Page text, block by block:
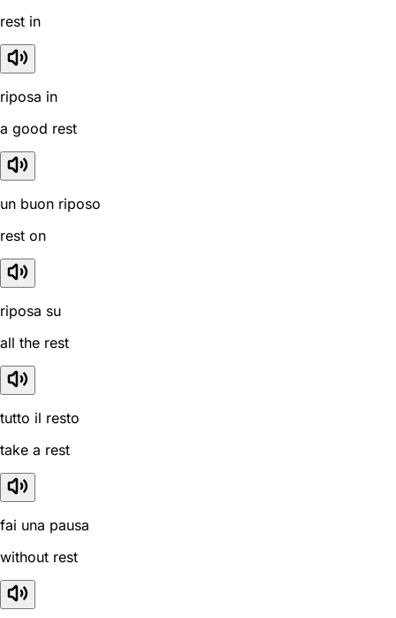
rest in
riposa in
a good rest
un buon riposo
rest on
riposa su
all the rest
tutto il resto
take a rest
fai una pausa
without rest